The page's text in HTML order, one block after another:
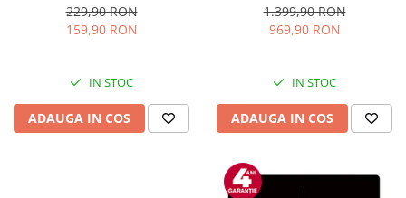
invelis ceramic pentru vafe,
nuci, gogosi si smile
229,90 RON
159,90 RON
IN STOC
ADAUGA IN COS
Termostat Ajustabil, Usi
reversibile, H 145 cm, Alb
1.399,90 RON
969,90 RON
IN STOC
ADAUGA IN COS